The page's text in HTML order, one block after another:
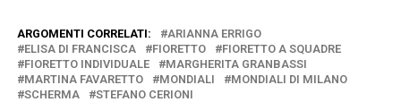
ARGOMENTI CORRELATI:
ARIANNA ERRIGO
ELISA DI FRANCISCA
FIORETTO
FIORETTO A SQUADRE
FIORETTO INDIVIDUALE
MARGHERITA GRANBASSI
MARTINA FAVARETTO
MONDIALI
MONDIALI DI MILANO
SCHERMA
STEFANO CERIONI